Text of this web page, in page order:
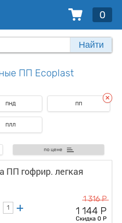
0
Найти
ПП Ecoplast
ПНД ПП
ПЛЛ
по цене
ПП гофрир. легкая
1 316 Р
1 144 Р
Скидка 0 Р